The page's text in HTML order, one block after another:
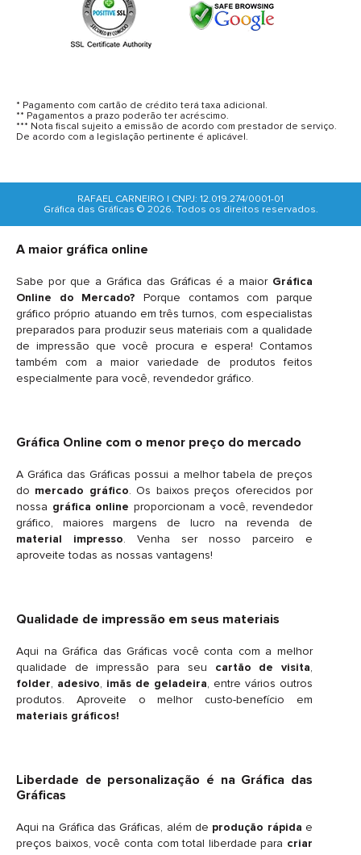
* Pagamento com cartão de crédito terá taxa adicional.
** Pagamentos a prazo poderão ter acréscimo.
*** Nota fiscal sujeito a emissão de acordo com prestador de serviço.
De acordo com a legislação pertinente é aplicável.
RAFAEL CARNEIRO | CNPJ: 12.019.274/0001-01
Gráfica das Gráficas © 2026. Todos os direitos reservados.
A maior gráfica online
Sabe por que a Gráfica das Gráficas é a maior Gráfica
Online do Mercado? Porque contamos com parque
gráfico próprio atuando em três turnos, com especialistas
preparados para produzir seus materiais com a qualidade
de impressão que você procura e espera! Contamos
também com a maior variedade de produtos feitos
especialmente para você, revendedor gráfico.
Gráfica Online com o menor preço do mercado
A Gráfica das Gráficas possui a melhor tabela de preços
do mercado gráfico. Os baixos preços oferecidos por
nossa gráfica online proporcionam a você, revendedor
gráfico, maiores margens de lucro na revenda de
material impresso. Venha ser nosso parceiro e
aproveite todas as nossas vantagens!
Qualidade de impressão em seus materiais
Aqui na Gráfica das Gráficas você conta com a melhor
qualidade de impressão para seu cartão de visita,
folder, adesivo, imãs de geladeira, entre vários outros
produtos. Aproveite o melhor custo-benefício em
materiais gráficos!
Liberdade de personalização é na Gráfica das
Gráficas
Aqui na Gráfica das Gráficas, além de produção rápida e
preços baixos, você conta com total liberdade para criar